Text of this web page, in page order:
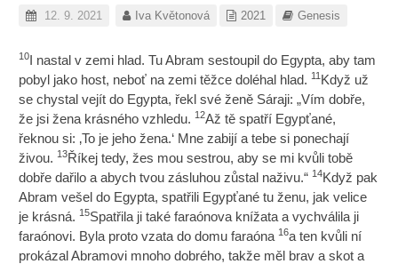
12. 9. 2021 Iva Květonová 2021 Genesis
10I nastal v zemi hlad. Tu Abram sestoupil do Egypta, aby tam
pobyl jako host, neboť na zemi těžce doléhal hlad.11 Když už
se chystal vejít do Egypta, řekl své ženě Sáraji: „Vím dobře,
že jsi žena krásného vzhledu.12Až tě spatří Egypťané,
řeknou si: ‚To je jeho žena.‘ Mne zabijí a tebe si ponechají
živou.13Říkej tedy, žes mou sestrou, aby se mi kvůli tobě
dobře dařilo a abych tvou zásluhou zůstal naživu.“14Když pak
Abram vešel do Egypta, spatřili Egypťané tu ženu, jak velice
je krásná.15Spatřila ji také faraónova knížata a vychválila ji
faraónovi. Byla proto vzata do domu faraóna16a ten kvůli ní
prokázal Abramovi mnoho dobrého, takže měl brav a skot a